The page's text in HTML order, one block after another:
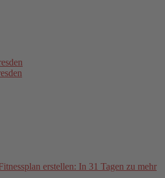
erstellen: In 31 Tagen zu mehr